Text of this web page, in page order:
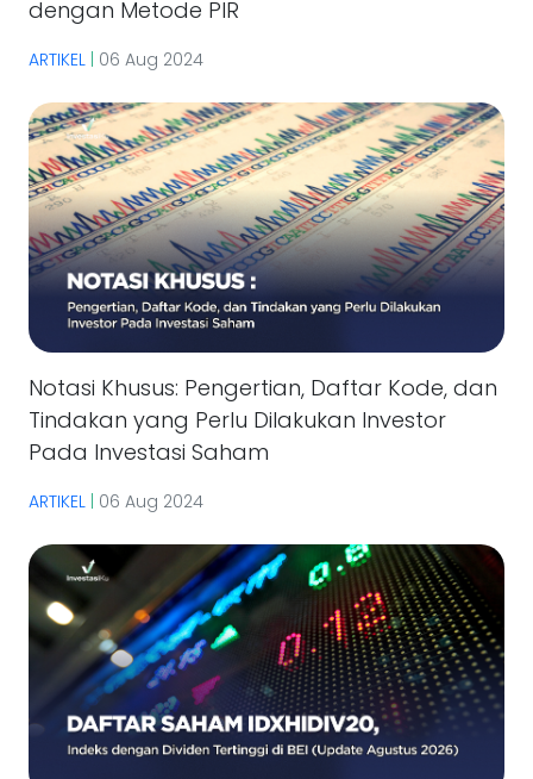
dengan Metode PIR
ARTIKEL | 06 Aug 2024
Notasi Khusus: Pengertian, Daftar Kode, dan
Tindakan yang Perlu Dilakukan Investor
Pada Investasi Saham
ARTIKEL 06 Aug 2024